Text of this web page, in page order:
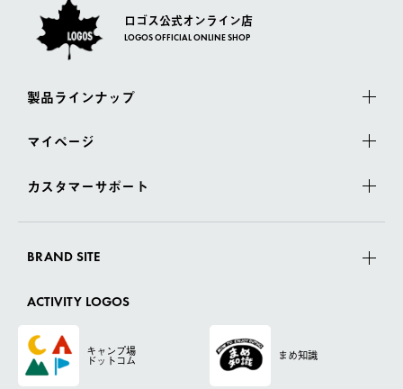
ロゴス公式オンライン店
LOGOS OFFICIAL ONLINE SHOP
製品ラインナップ
マイページ
カスタマーサポート
BRAND SITE
ACTIVITY LOGOS
キャンプ場
ドットコム まめ知識